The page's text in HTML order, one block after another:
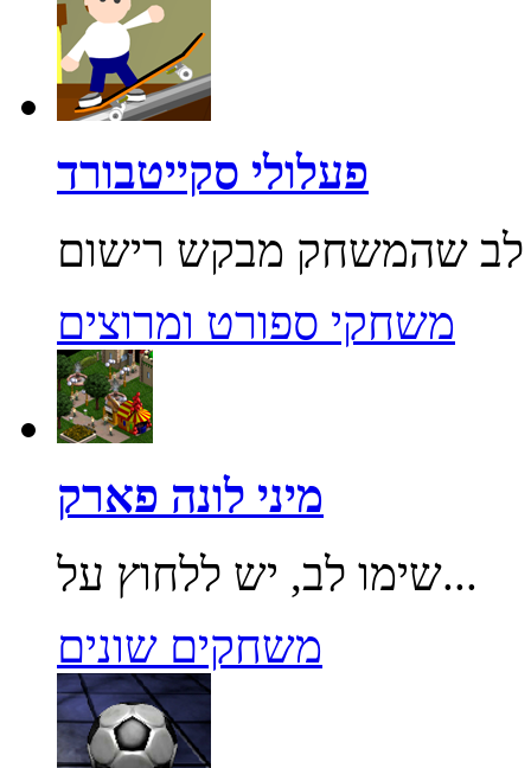
פעלולי סקייטבורד
משחקי ספורט ומרוצים
מיני לונה פארק
שימו לב, יש ללחוץ על...
משחקים שונים